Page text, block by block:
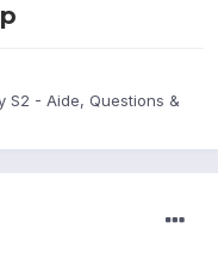
S2 - Aide, Questions &